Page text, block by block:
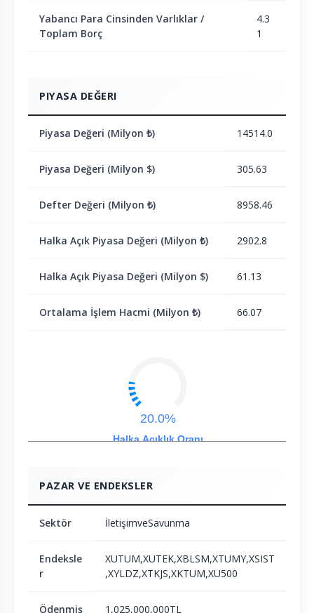
Yabancı Para Cinsinden Varlıklar /
Toplam Borç
4.3
1
PIYASA DEĞERI
Piyasa Değeri (Milyon ₺) 14514.0
Piyasa Değeri (Milyon $) 305.63
Defter Değeri (Milyon ₺) 8958.46
Halka Açık Piyasa Değeri (Milyon ₺) 2902.8
Halka Açık Piyasa Değeri (Milyon $) 61.13
Ortalama İşlem Hacmi (Milyon ₺) 66.07
Halka Açıklık Oranı
20.0%
PAZAR VE ENDEKSLER
Sektör İletişimveSavunma
Endeksle
r
XUTUM,XUTEK,XBLSM,XTUMY,XSIST
,XYLDZ,XTKJS,XKTUM,XU500
Ödenmiş 1,025,000,000TL